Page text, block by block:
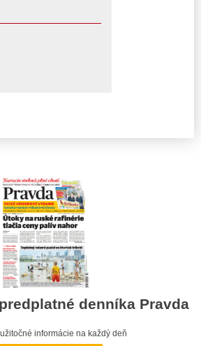
denníka Pravda
informácie na každý deň